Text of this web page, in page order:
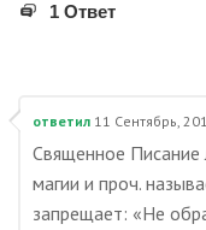
1 Ответ
ответил 11 Сентябрь,
Священное
магии и проч.
запрещает: «Не